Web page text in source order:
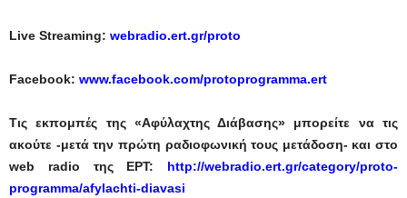
Live Streaming: webradio.ert.gr/proto
Facebook: www.facebook.com/protoprogramma.ert
Τις εκπομπές της «Αφύλαχτης Διάβασης» μπορείτε να τις
ακούτε -μετά την πρώτη ραδιοφωνική τους μετάδοση- και στο
web radio της ΕΡΤ: http://webradio.ert.gr/category/proto-
programma/afylachti-diavasi